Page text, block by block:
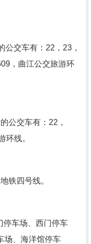
交车有：22，23，
，曲江公交旅游环
公交车有：22，
环线。
铁四号线。
车场、西门停车
场、海洋馆停车